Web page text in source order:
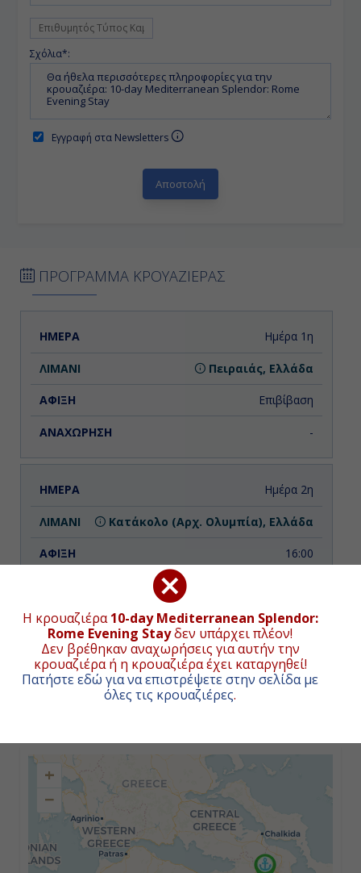
Η κρουαζιέρα10-day Mediterranean Splendor:
Rome Evening Stayδεν υπάρχει πλέον!
Δεν βρέθηκαν αναχωρήσεις για αυτήν την
κρουαζιέρα ή η κρουαζιέρα έχει καταργηθεί!
Πατήστε εδώ για να επιστρέψετε στην σελίδα με
όλες τις κρουαζιέρες.
Σχόλια*:
Εγγραφή στα Newsletters
ΠΡΟΓΡΑΜΜΑ ΚΡΟΥΑΖΙΕΡΑΣ
ΗΜΕΡΑ ΑΝΑΧΩΡΗΣΗ
Ημέρα 1η
Πειραιάς, Ελλάδα
Επιβίβαση
-
Ημέρα 2η
Κατάκολο (Αρχ. Ολυμπία), Ελλάδα
16:00
ΧΑΡΤΗΣ ΚΡΟΥΑΖΙΕΡΑΣ
+
−